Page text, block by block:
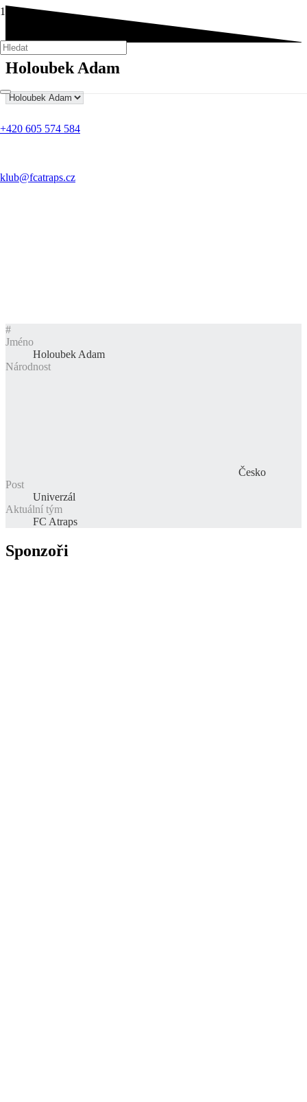
+420 605 574 584
klub@fcatraps.cz
Holoubek Adam
#
Jméno
Holoubek Adam
Národnost
Česko
Post
Univerzál
Aktuální tým
FC Atraps
Sponzoři